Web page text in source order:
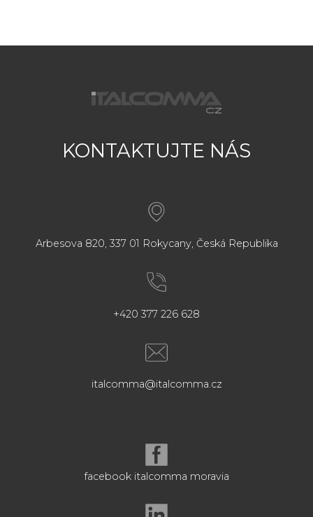
KONTAKTUJTE NÁS
Arbesova 820, 337 01 Rokycany, Česká Republika
+420 377 226 628
italcomma@italcomma.cz
facebook italcomma moravia